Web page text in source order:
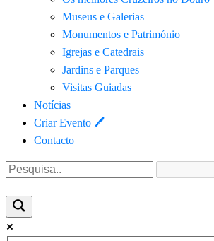
Museus e Galerias
Monumentos e Património
Igrejas e Catedrais
Jardins e Parques
Visitas Guiadas
Notícias
Criar Evento 🖊
Contacto